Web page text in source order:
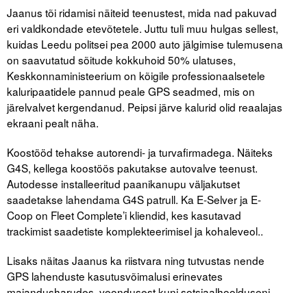
Liitu meililistiga
Oskusteave
Incoterms® 2020
Abimaterjalid
Projektid
Jaanus tõi ridamisi näiteid teenustest, mida nad pakuvad
eri valdkondade etevõtetele. Juttu tuli muu hulgas sellest,
kuidas Leedu politsei pea 2000 auto jälgimise tulemusena
on saavutatud sõitude kokkuhoid 50% ulatuses,
Keskkonnaministeerium on kõigile professionaalsetele
kaluripaatidele pannud peale GPS seadmed, mis on
järelvalvet kergendanud. Peipsi järve kalurid olid reaalajas
ekraani pealt näha.
Koostööd tehakse autorendi- ja turvafirmadega. Näiteks
G4S, kellega koostöös pakutakse autovalve teenust.
Autodesse installeeritud paanikanupu väljakutset
saadetakse lahendama G4S patrull. Ka E-Selver ja E-
Coop on Fleet Complete’i kliendid, kes kasutavad
trackimist saadetiste komplekteerimisel ja kohaleveol..
Lisaks näitas Jaanus ka riistvara ning tutvustas nende
GPS lahenduste kasutusvõimalusi erinevates